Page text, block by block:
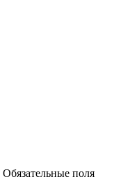
Обязательные поля